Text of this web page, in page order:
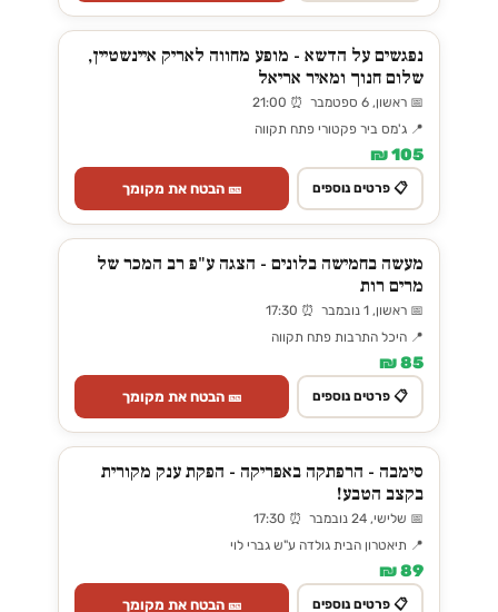
נפגשים על הדשא - מופע מחווה לאריק איינשטיין,
שלום חנוך ומאיר אריאל
📅 ראשון, 6 ספטמבר ⏰ 21:00
📍 ג'מס ביר פקטורי פתח תקווה
105 ₪
📋 פרטים נוספים 🎫 הבטח את מקומך
מעשה בחמישה בלונים - הצגה ע"פ רב המכר של
מרים רות
📅 ראשון, 1 נובמבר ⏰ 17:30
📍 היכל התרבות פתח תקווה
85 ₪
📋 פרטים נוספים 🎫 הבטח את מקומך
סימבה - הרפתקה באפריקה - הפקת ענק מקורית
בקצב הטבע!
📅 שלישי, 24 נובמבר ⏰ 17:30
📍 תיאטרון הבית גולדה ע"ש גברי לוי
89 ₪
📋 פרטים נוספים 🎫 הבטח את מקומך